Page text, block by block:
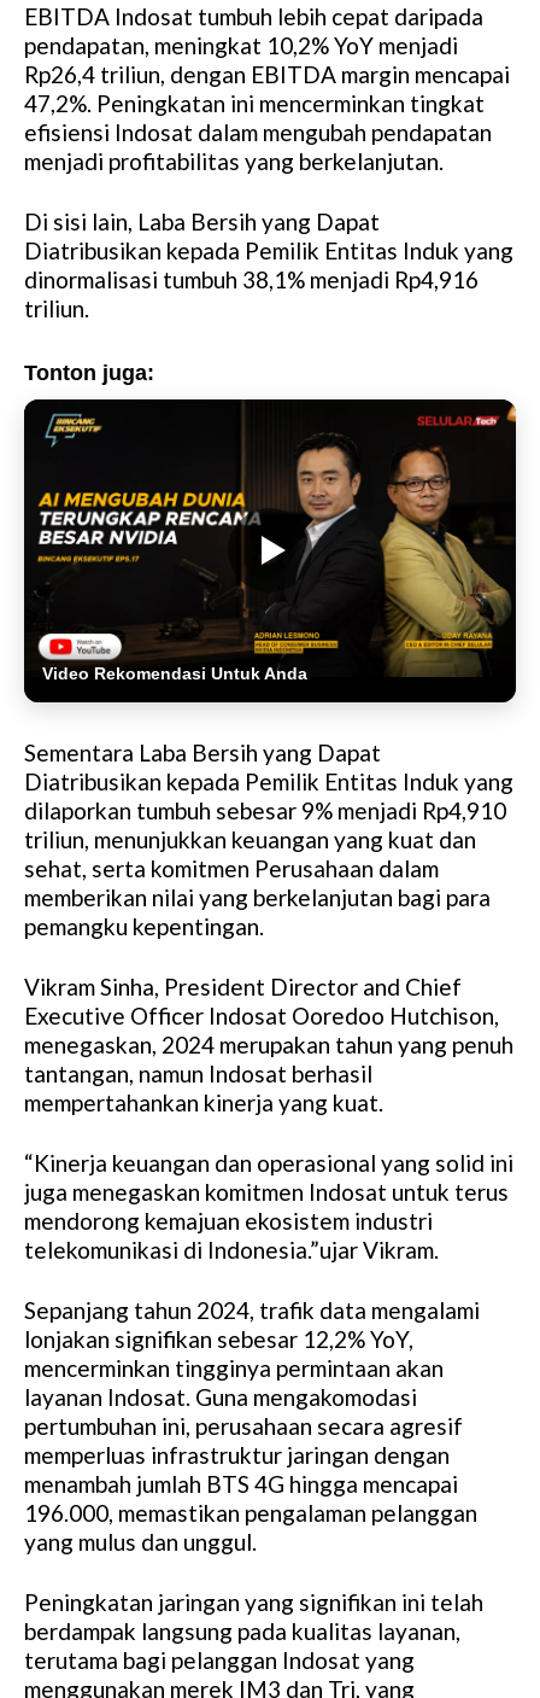
EBITDA Indosat tumbuh lebih cepat daripada
pendapatan, meningkat 10,2% YoY menjadi
Rp26,4 triliun, dengan EBITDA margin mencapai
47,2%. Peningkatan ini mencerminkan tingkat
efisiensi Indosat dalam mengubah pendapatan
menjadi profitabilitas yang berkelanjutan.
Di sisi lain, Laba Bersih yang Dapat
Diatribusikan kepada Pemilik Entitas Induk yang
dinormalisasi tumbuh 38,1% menjadi Rp4,916
triliun.
Tonton juga:
Video Rekomendasi Untuk Anda
Sementara Laba Bersih yang Dapat
Diatribusikan kepada Pemilik Entitas Induk yang
dilaporkan tumbuh sebesar 9% menjadi Rp4,910
triliun, menunjukkan keuangan yang kuat dan
sehat, serta komitmen Perusahaan dalam
memberikan nilai yang berkelanjutan bagi para
pemangku kepentingan.
Vikram Sinha, President Director and Chief
Executive Officer Indosat Ooredoo Hutchison,
menegaskan, 2024 merupakan tahun yang penuh
tantangan, namun Indosat berhasil
mempertahankan kinerja yang kuat.
“Kinerja keuangan dan operasional yang solid ini
juga menegaskan komitmen Indosat untuk terus
mendorong kemajuan ekosistem industri
telekomunikasi di Indonesia.”ujar Vikram.
Sepanjang tahun 2024, trafik data mengalami
lonjakan signifikan sebesar 12,2% YoY,
mencerminkan tingginya permintaan akan
layanan Indosat. Guna mengakomodasi
pertumbuhan ini, perusahaan secara agresif
memperluas infrastruktur jaringan dengan
menambah jumlah BTS 4G hingga mencapai
196.000, memastikan pengalaman pelanggan
yang mulus dan unggul.
Peningkatan jaringan yang signifikan ini telah
berdampak langsung pada kualitas layanan,
terutama bagi pelanggan Indosat yang
menggunakan merek IM3 dan Tri, yang